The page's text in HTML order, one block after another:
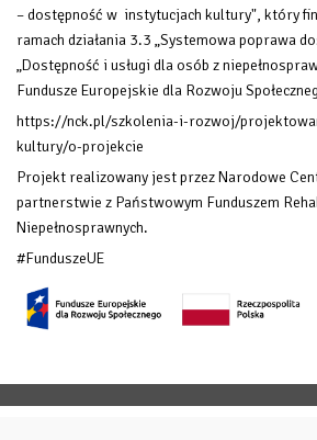
– dostępność w instytucjach kultury", który
ramach działania 3.3 „Systemowa poprawa
„Dostępność i usługi dla osób z
Fundusze Europejskie dla Rozwoju
https://nck.pl/szkolenia-i-rozwoj/
kultury/o-projekcie
Projekt realizowany jest przez Narodowe
partnerstwie z Państwowym Funduszem
Niepełnosprawnych.
#FunduszeUE